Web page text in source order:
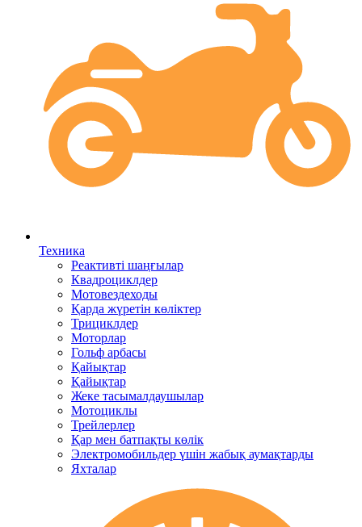
Техника
Реактивті шаңғылар
Квадроциклдер
Мотовездеходы
Қарда жүретін көліктер
Трициклдер
Моторлар
Гольф арбасы
Қайықтар
Қайықтар
Жеке тасымалдаушылар
Мотоциклы
Трейлерлер
Қар мен батпақты көлік
Электромобильдер үшін жабық аумақтарды
Яхталар